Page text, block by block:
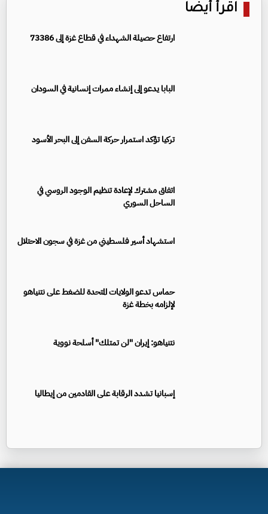
اقرأ أيضا
ارتفاع حصيلة الشهداء في قطاع غزة إلى 73386
البابا يدعو إلى إنشاء ممرات إنسانية في السودان
تركيا تؤكد استمرار حركة السفن إلى البحر الأسود
اتفاق مشترك لإعادة تنظيم الوجود الروسي في
الساحل السوري
استشهاد أسير فلسطيني من غزة في سجون الاحتلال
حماس تدعو الولايات المتحدة للضغط على نتنياهو
لإلزامه بخطة غزة
نتنياهو: إيران "لن تمتلك" أسلحة نووية
إسبانيا تشدد الرقابة على القادمين من إيطاليا